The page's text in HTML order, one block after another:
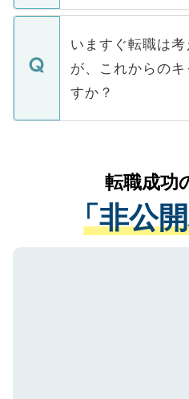
関を公にしてしま
に、医療機関が求
みを人材紹介会社
ています。
定を承諾する必要
の辞退の連絡はキ
ますので、ご安心
個人情報が漏えい
で、ご安心くださ
などで収集したご
ご本人のキャリア
支援を目的に使用
ているすべての個
は、個人情報の取
管理基準を満たし
る、プライバシー
ご登録いただいた
いますぐ転職は
が、これからの
すか？
かがいして、現在
経験をまじえなが
させていただきま
ない方には、長期
ので、まずはご登録
転職成功
「非公